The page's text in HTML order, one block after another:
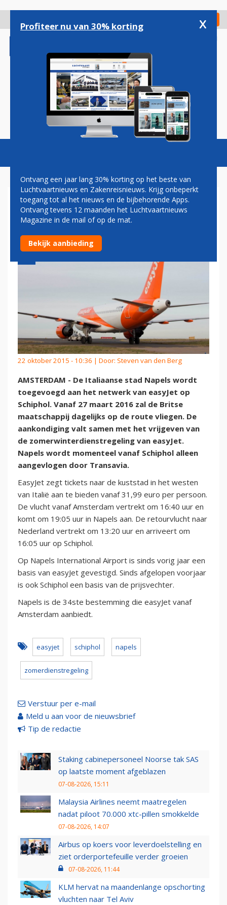
gaan
Check in
Magazine Podcasts Vacatures
EASYJET VANAF SCHIPHOL
OOK NAAR NAPELS
22 oktober 2015 - 10:36 | Door: Steven van den Berg
AMSTERDAM - De Italiaanse stad Napels wordt
toegevoegd aan het netwerk van easyJet op
Schiphol. Vanaf 27 maart 2016 zal de Britse
maatschappij dagelijks op de route vliegen. De
aankondiging valt samen met het vrijgeven van
de zomerwinterdienstregeling van easyJet.
Napels wordt momenteel vanaf Schiphol alleen
aangevlogen door Transavia.
EasyJet zegt tickets naar de kuststad in het westen
van Italië aan te bieden vanaf 31,99 euro per persoon.
De vlucht vanaf Amsterdam vertrekt om 16:40 uur en
komt om 19:05 uur in Napels aan. De retourvlucht naar
Nederland vertrekt om 13:20 uur en arriveert om
16:05 uur op Schiphol.
Op Napels International Airport is sinds vorig jaar een
basis van easyJet gevestigd. Sinds afgelopen voorjaar
is ook Schiphol een basis van de prijsvechter.
Napels is de 34ste bestemming die easyJet vanaf
Amsterdam aanbiedt.
easyjet schiphol napels
zomerdienstregeling
Verstuur per e-mail
Meld u aan voor de nieuwsbrief
Tip de redactie
Staking cabinepersoneel Noorse tak SAS
op laatste moment afgeblazen
07-08-2026, 15:11
Malaysia Airlines neemt maatregelen
nadat piloot 70.000 xtc-pillen smokkelde
07-08-2026, 14:07
Airbus op koers voor leverdoelstelling en
ziet orderportefeuille verder groeien
07-08-2026, 11:44
KLM hervat na maandenlange opschorting
vluchten naar Tel Aviv
Profiteer nu van 30% korting x
Ontvang een jaar lang 30% korting op het beste van
Luchtvaartnieuws en Zakenreisnieuws. Krijg onbeperkt
toegang tot al het nieuws en de bijbehorende Apps.
Ontvang tevens 12 maanden het Luchtvaartnieuws
Magazine in de mail of op de mat.
Bekijk aanbieding